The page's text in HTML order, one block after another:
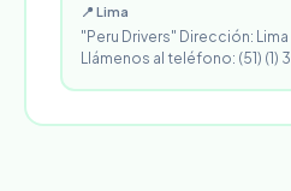
📍 Lima
"Peru Drivers" Dirección: Lima
Llámenos al teléfono: (51) (1)